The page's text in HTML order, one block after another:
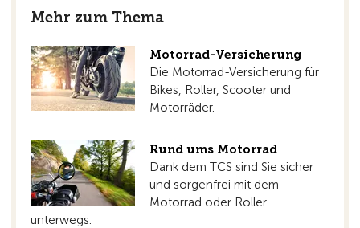
Mehr zum Thema
Motorrad-Versicherung
Die Motorrad-Versicherung für
Bikes, Roller, Scooter und
Motorräder.
Rund ums Motorrad
Dank dem TCS sind Sie sicher
und sorgenfrei mit dem
Motorrad oder Roller
unterwegs.